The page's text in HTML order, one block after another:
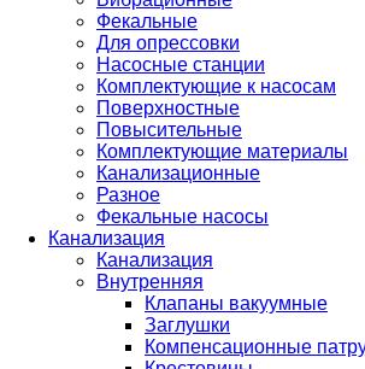
Фекальные
Для опрессовки
Насосные станции
Комплектующие к насосам
Поверхностные
Повысительные
Комплектующие материалы
Канализационные
Разное
Фекальные насосы
Канализация
Канализация
Внутренняя
Клапаны вакуумные
Заглушки
Компенсационные